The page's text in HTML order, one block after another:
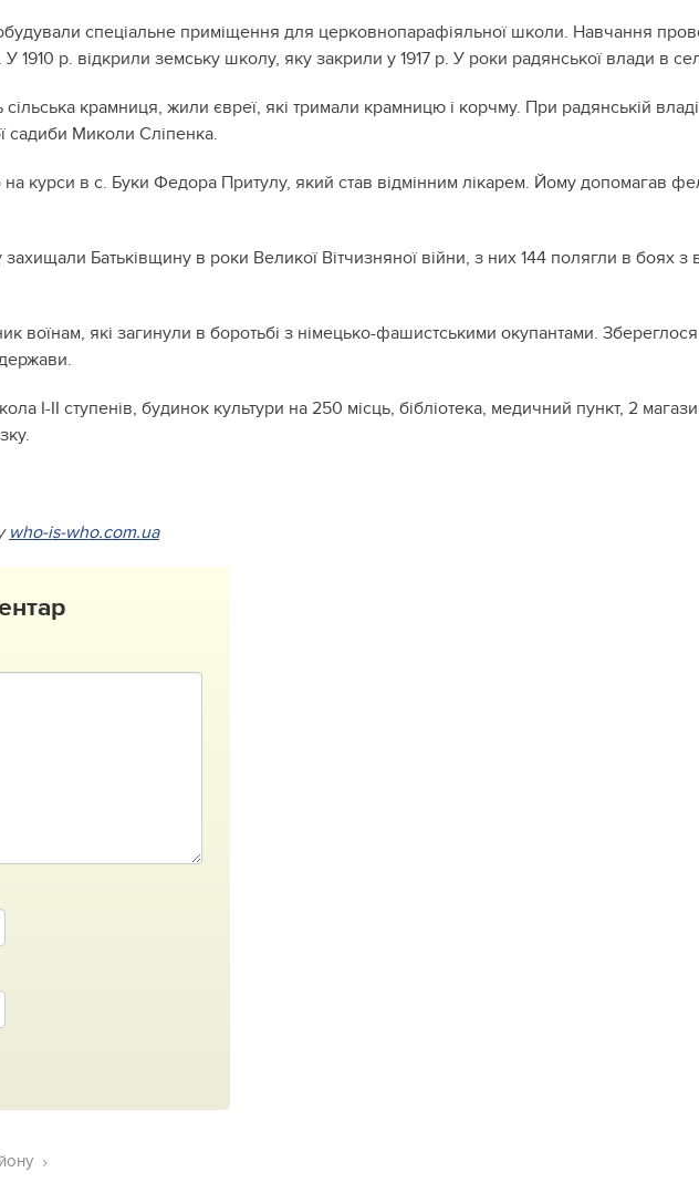
спеціальне приміщення для церковнопарафіяльної школи. Навчання
1910 р. відкрили земську школу, яку закрили у 1917 р. У роки радянської влади в
сільська крамниця, жили євреї, які тримали крамницю і корчму. При радянській
садиби Миколи Сліпенка.
на курси в с. Буки Федора Притулу, який став відмінним лікарем. Йому
Батьківщину в роки Великої Вітчизняної війни, з них 144 полягли в боях
воїнам, які загинули в боротьбі з німецько-фашистськими окупантами.
I-II ступенів, будинок культури на 250 місць, бібліотека, медичний пункт, 2
who-is-who.com.ua